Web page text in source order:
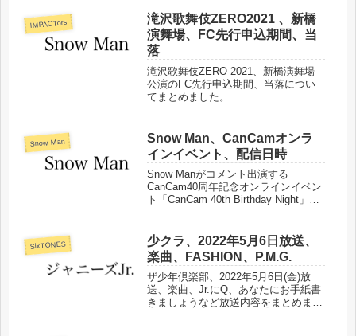
IMPACTors
滝沢歌舞伎ZERO2021 、新橋
演舞場、FC先行申込期間、当
落
滝沢歌舞伎ZERO 2021、新橋演舞場
公演のFC先行申込期間、当落につい
てまとめました。
Snow Man
Snow Man、CanCamオンラ
インイベント、配信日時
Snow Manがコメント出演する
CanCam40周年記念オンラインイベン
ト「CanCam 40th Birthday Night」配
SixTONES
少クラ、2022年5月6日放送、
楽曲、FASHION、P.M.G.
ザ少年倶楽部、2022年5月6日(金)放
送、楽曲、Jr.にQ、あなたにお手紙書
きましょうなど放送内容をまとめまし